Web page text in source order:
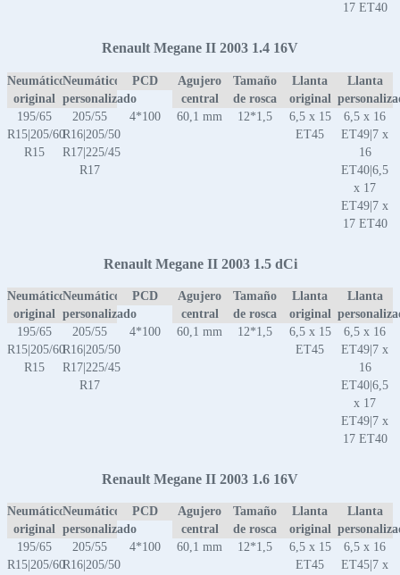
17 ET40
Renault Megane II 2003 1.4 16V
Neumático
original
Neumático
personalizado
PCD
Agujero
central
Tamaño
de rosca
Llanta
original
Llanta
195/65
R15|205/60
R15
205/55
R16|205/50
R17|225/45
R17
4*100 60,1 mm 12*1,5
6,5 x 15
ET45
6,5 x 16
ET49|7 x
16
ET40|6,5
x 17
ET49|7 x
17 ET40
Renault Megane II 2003 1.5 dCi
Neumático
original
Neumático
personalizado
PCD
Agujero
central
Tamaño
de rosca
Llanta
original
Llanta
195/65
R15|205/60
R15
205/55
R16|205/50
R17|225/45
R17
4*100 60,1 mm 12*1,5
6,5 x 15
ET45
6,5 x 16
ET49|7 x
16
ET40|6,5
x 17
ET49|7 x
17 ET40
Renault Megane II 2003 1.6 16V
Neumático
original
Neumático
personalizado
PCD
Agujero
central
Tamaño
de rosca
Llanta
original
Llanta
195/65
R15|205/60
205/55
R16|205/50
4*100 60,1 mm 12*1,5
6,5 x 15
ET45
6,5 x 16
ET45|7 x